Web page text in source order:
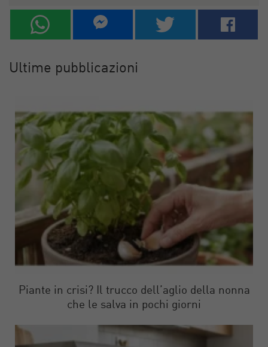
Ultime pubblicazioni
Piante in crisi? Il trucco dell’aglio della nonna
che le salva in pochi giorni